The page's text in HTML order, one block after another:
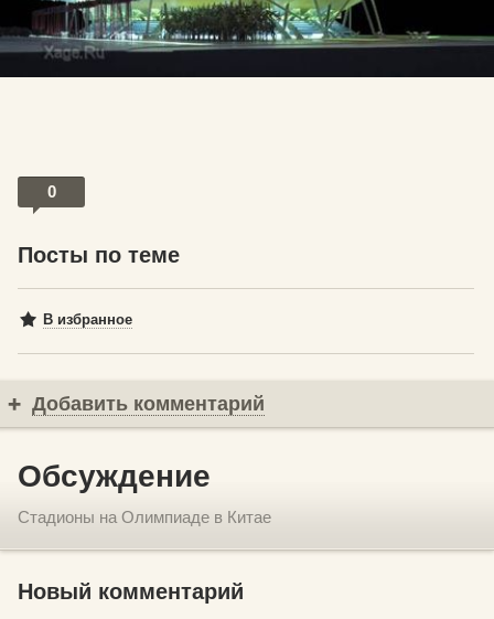
0
Посты по теме
В избранное
Добавить комментарий
Обсуждение
Стадионы на Олимпиаде в Китае
Новый комментарий